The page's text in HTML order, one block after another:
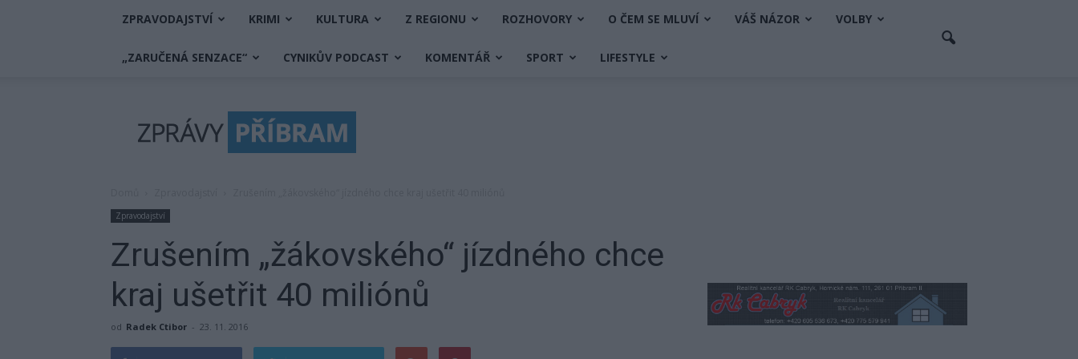
ZPRAVODAJSTVÍ KRIMI KULTURA Z REGIONU ROZHOVORY O ČEM SE MLUVÍ VÁŠ NÁZOR VOLBY
„ZARUČENÁ SENZACE“ CYNIKŮV PODCAST KOMENTÁŘ SPORT LIFESTYLE
Příbram
Zpravodajství
Zrušením „žákovského“ jízdného chce
kraj ušetřit 40 miliónů
od Radek Ctibor - 23. 11. 2016